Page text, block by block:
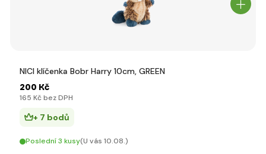
NICI klíčenka Bobr Harry 10cm, GREEN
200 Kč
165 Kč bez DPH
+ 7 bodů
Poslední 3 kusy(U vás 10.08.)